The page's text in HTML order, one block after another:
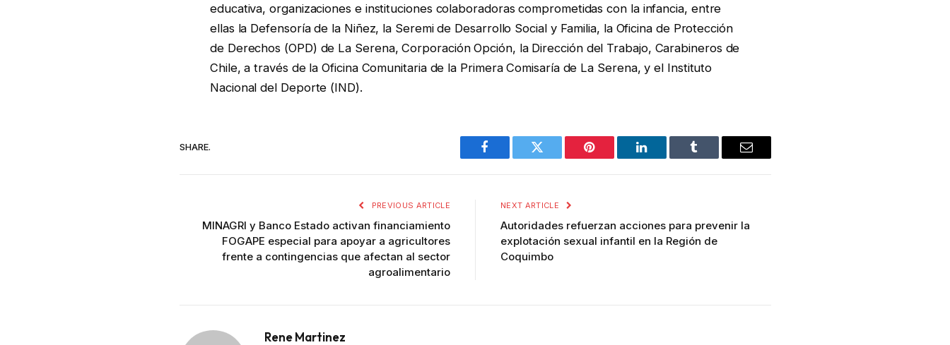
educativa, organizaciones e instituciones colaboradoras comprometidas con la infancia, entre
ellas la Defensoría de la Niñez, la Seremi de Desarrollo Social y Familia, la Oficina de Protección
de Derechos (OPD) de La Serena, Corporación Opción, la Dirección del Trabajo, Carabineros de
Chile, a través de la Oficina Comunitaria de la Primera Comisaría de La Serena, y el Instituto
Nacional del Deporte (IND).
SHARE.
Facebook Twitter Pinterest LinkedIn Tumblr Email
PREVIOUS ARTICLE
MINAGRI y Banco Estado activan financiamiento
FOGAPE especial para apoyar a agricultores
frente a contingencias que afectan al sector
agroalimentario
NEXT ARTICLE
Autoridades refuerzan acciones para prevenir la
explotación sexual infantil en la Región de
Coquimbo
Rene Martinez